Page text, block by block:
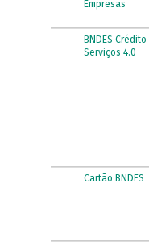
Empresas
BNDES Crédito
Serviços 4.0
Cartão BNDES